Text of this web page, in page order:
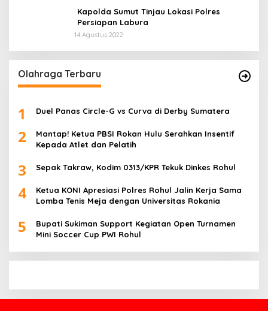
Kapolda Sumut Tinjau Lokasi Polres
Persiapan Labura
14 Agustus 2022
Olahraga Terbaru
1 Duel Panas Circle-G vs Curva di Derby Sumatera
2
Mantap! Ketua PBSI Rokan Hulu Serahkan Insentif
Kepada Atlet dan Pelatih
3 Sepak Takraw, Kodim 0313/KPR Tekuk Dinkes Rohul
4
Ketua KONI Apresiasi Polres Rohul Jalin Kerja Sama
Lomba Tenis Meja dengan Universitas Rokania
5
Bupati Sukiman Support Kegiatan Open Turnamen
Mini Soccer Cup PWI Rohul